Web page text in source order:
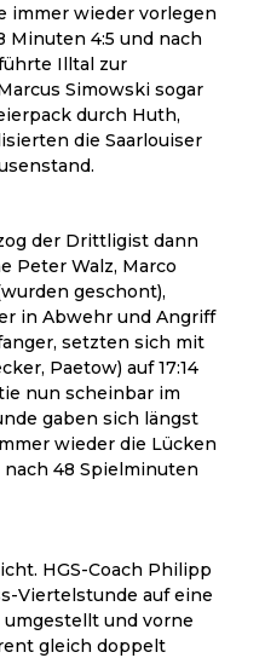
immer wieder vorlegen
Minuten 4:5 und nach
Illtal zur
Simowski sogar
durch Huth,
die Saarlouiser
der Drittligist dann
Peter Walz, Marco
geschont),
in Abwehr und Angriff
setzten sich mit
Paetow) auf 17:14
nun scheinbar im
gaben sich längst
wieder die Lücken
48 Spielminuten
HGS-Coach Philipp
Viertelstunde auf eine
und vorne
gleich doppelt